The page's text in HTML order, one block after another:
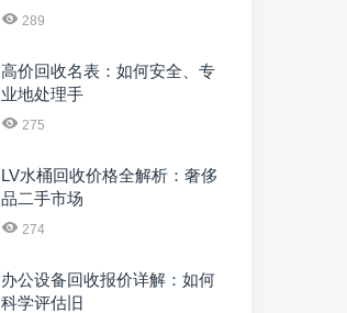
289
高价回收名表：如何安全、专
业地处理手
275
LV水桶回收价格全解析：奢侈
品二手市场
274
办公设备回收报价详解：如何
科学评估旧